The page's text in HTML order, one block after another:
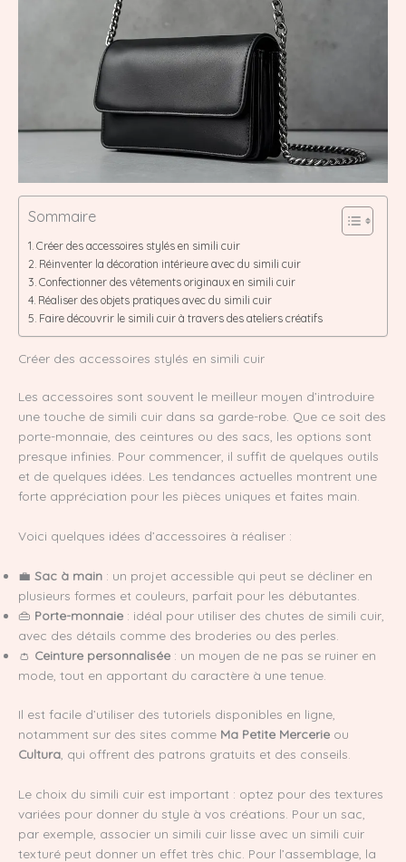
Sommaire
Créer des accessoires stylés en simili cuir
Réinventer la décoration intérieure avec du simili cuir
Confectionner des vêtements originaux en simili cuir
Réaliser des objets pratiques avec du simili cuir
Faire découvrir le simili cuir à travers des ateliers créatifs
Créer des accessoires stylés en simili cuir
Les accessoires sont souvent le meilleur moyen d’introduire
une touche de simili cuir dans sa garde-robe. Que ce soit des
porte-monnaie, des ceintures ou des sacs, les options sont
presque infinies. Pour commencer, il suffit de quelques outils
et de quelques idées. Les tendances actuelles montrent une
forte appréciation pour les pièces uniques et faites main.
Voici quelques idées d’accessoires à réaliser :
💼 Sac à main : un projet accessible qui peut se décliner en
plusieurs formes et couleurs, parfait pour les débutantes.
👜 Porte-monnaie : idéal pour utiliser des chutes de simili cuir,
avec des détails comme des broderies ou des perles.
👛 Ceinture personnalisée : un moyen de ne pas se ruiner en
mode, tout en apportant du caractère à une tenue.
Il est facile d’utiliser des tutoriels disponibles en ligne,
notamment sur des sites comme Ma Petite Mercerie ou
Cultura , qui offrent des patrons gratuits et des conseils.
Le choix du simili cuir est important : optez pour des textures
variées pour donner du style à vos créations. Pour un sac,
par exemple, associer un simili cuir lisse avec un simili cuir
texturé peut donner un effet très chic. Pour l’assemblage, la